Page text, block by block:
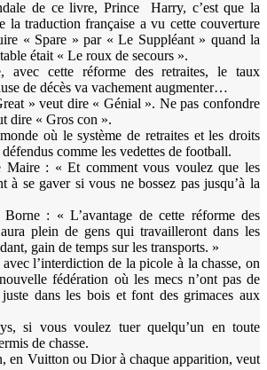
de ce livre, Prince Harry, c’est que la
la traduction française a vu cette couverture
« Spare » par « Le Suppléant » quand la
était « Le roux de secours ».
avec cette réforme des retraites, le taux
de décès va vachement augmenter…
» veut dire « Génial ». Ne pas confondre
dire « Gros con ».
où le système de retraites et les droits
comme les vedettes de football.
: « Et comment vous voulez que les
à se gaver si vous ne bossez pas jusqu’à la
: « L’avantage de cette réforme des
aura plein de gens qui travailleront dans les
gain de temps sur les transports. »
l’interdiction de la picole à la chasse, on
fédération où les mecs n’ont pas de
dans les bois et font des grimaces aux
si vous voulez tuer quelqu’un en toute
de chasse.
en Vuitton ou Dior à chaque apparition, veut